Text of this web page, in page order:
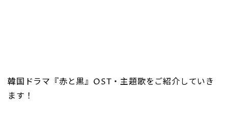
韓国ドラマ『赤と黒』OST・主題歌をご紹介していき
ます！